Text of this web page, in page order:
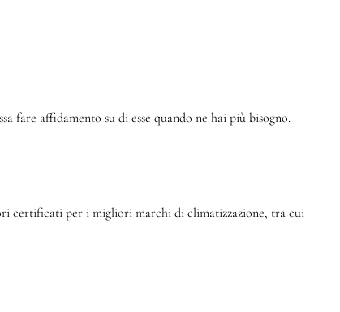
fare affidamento su di esse quando ne hai più bisogno.
certificati per i migliori marchi di climatizzazione, tra cui